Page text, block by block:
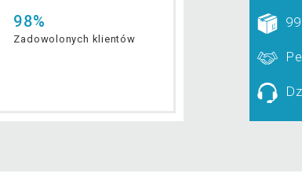
98%
Zadowolonych klientów